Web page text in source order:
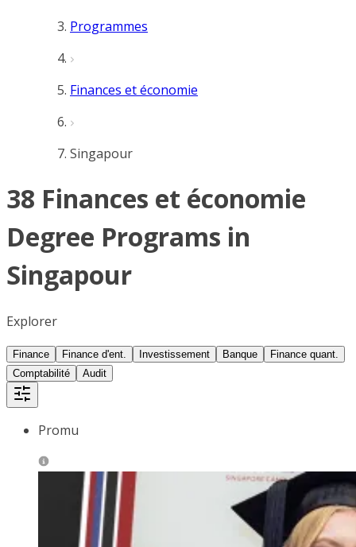
Programmes
Finances et économie
Singapour
38 Finances et économie
Degree Programs in
Singapour
Explorer
Finance Finance d'ent. Investissement Banque
Finance quant.
Comptabilité
Audit
Promu